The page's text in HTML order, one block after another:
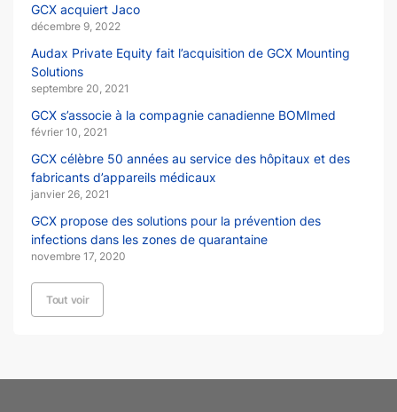
GCX acquiert Jaco
décembre 9, 2022
Audax Private Equity fait l’acquisition de GCX Mounting
Solutions
septembre 20, 2021
GCX s’associe à la compagnie canadienne BOMImed
février 10, 2021
GCX célèbre 50 années au service des hôpitaux et des
fabricants d’appareils médicaux
janvier 26, 2021
GCX propose des solutions pour la prévention des
infections dans les zones de quarantaine
novembre 17, 2020
Tout voir